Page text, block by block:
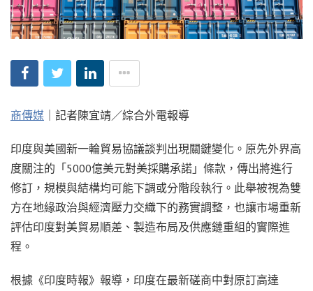
商傳媒 ｜記者陳宜靖／綜合外電報導
印度與美國新一輪貿易協議談判出現關鍵變化。原先外界高
度關注的「5000億美元對美採購承諾」條款，傳出將進行
修訂，規模與結構均可能下調或分階段執行。此舉被視為雙
方在地緣政治與經濟壓力交織下的務實調整，也讓市場重新
評估印度對美貿易順差、製造布局及供應鏈重組的實際進
程。
根據《印度時報》報導，印度在最新磋商中對原訂高達